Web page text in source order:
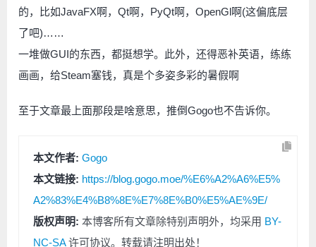
的，比如JavaFX啊，Qt啊，PyQt啊，OpenGl啊(这偏底层
了吧)……
一堆做GUI的东西，都挺想学。此外，还得恶补英语，练练
画画，给Steam塞钱，真是个多姿多彩的暑假啊
至于文章最上面那段是啥意思，推倒Gogo也不告诉你。
本文作者: Gogo
本文链接: https://blog.gogo.moe/%E6%A2%A6%E5%
A2%83%E4%B8%8E%E7%8E%B0%E5%AE%9E/
版权声明: 本博客所有文章除特别声明外，均采用 BY-
NC-SA许可协议。转载请注明出处！